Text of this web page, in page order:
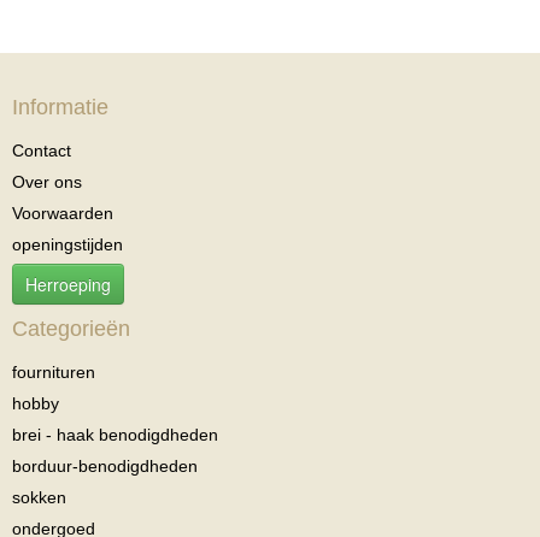
Informatie
Contact
Over ons
Voorwaarden
openingstijden
Herroeping
Categorieën
fournituren
hobby
brei - haak benodigdheden
borduur-benodigdheden
sokken
ondergoed